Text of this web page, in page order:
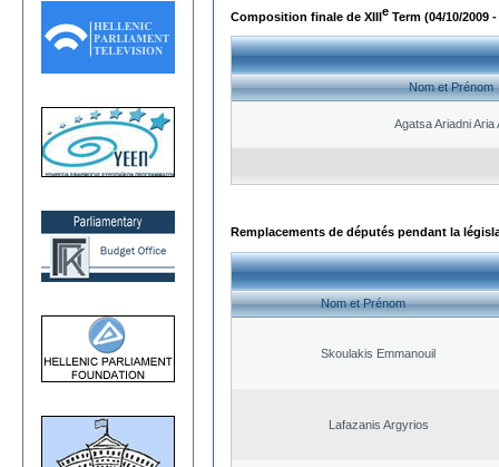
Composition finale de XIIIe Term (04/10/2009 -
Nom et Prénom
Agatsa Ariadni Aria
Remplacements de députés pendant la
Nom et Prénom
Skoulakis Emmanouil
Lafazanis Argyrios